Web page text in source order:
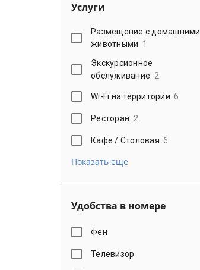
Услуги
Размещение с домашними
животными 1
Экскурсионное
обслуживание 2
Wi-Fi на территории 6
Ресторан 2
Кафе / Столовая 6
Показать еще
Удобства в номере
Фен
Телевизор